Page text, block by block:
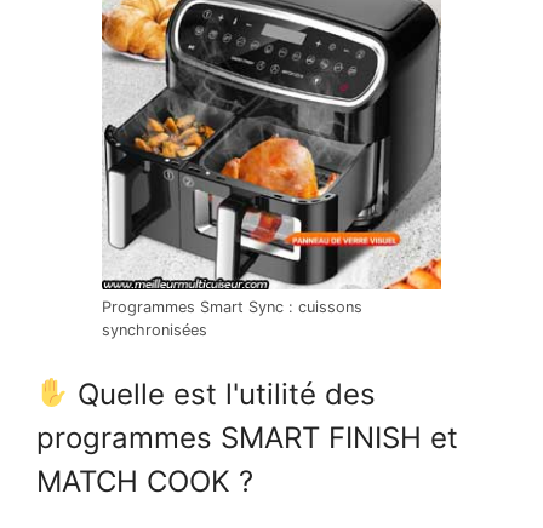
Programmes Smart Sync : cuissons
synchronisées
Quelle est l'utilité des
programmes SMART FINISH et
MATCH COOK ?